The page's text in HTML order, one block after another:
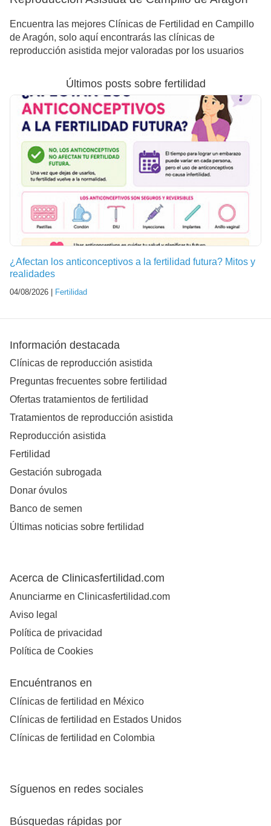
Encuentra las mejores Clínicas de Fertilidad en Campillo
de Aragón, solo aquí encontrarás las clínicas de
reproducción asistida mejor valoradas por los usuarios
Últimos posts sobre fertilidad
¿Afectan los anticonceptivos a la fertilidad futura? Mitos y
realidades
04/08/2026 | Fertilidad
Información destacada
Clínicas de reproducción asistida
Preguntas frecuentes sobre fertilidad
Ofertas tratamientos de fertilidad
Tratamientos de reproducción asistida
Reproducción asistida
Fertilidad
Gestación subrogada
Donar óvulos
Banco de semen
Últimas noticias sobre fertilidad
Acerca de Clinicasfertilidad.com
Anunciarme en Clinicasfertilidad.com
Aviso legal
Política de privacidad
Política de Cookies
Encuéntranos en
Clínicas de fertilidad en México
Clínicas de fertilidad en Estados Unidos
Clínicas de fertilidad en Colombia
Síguenos en redes sociales
Búsquedas rápidas por